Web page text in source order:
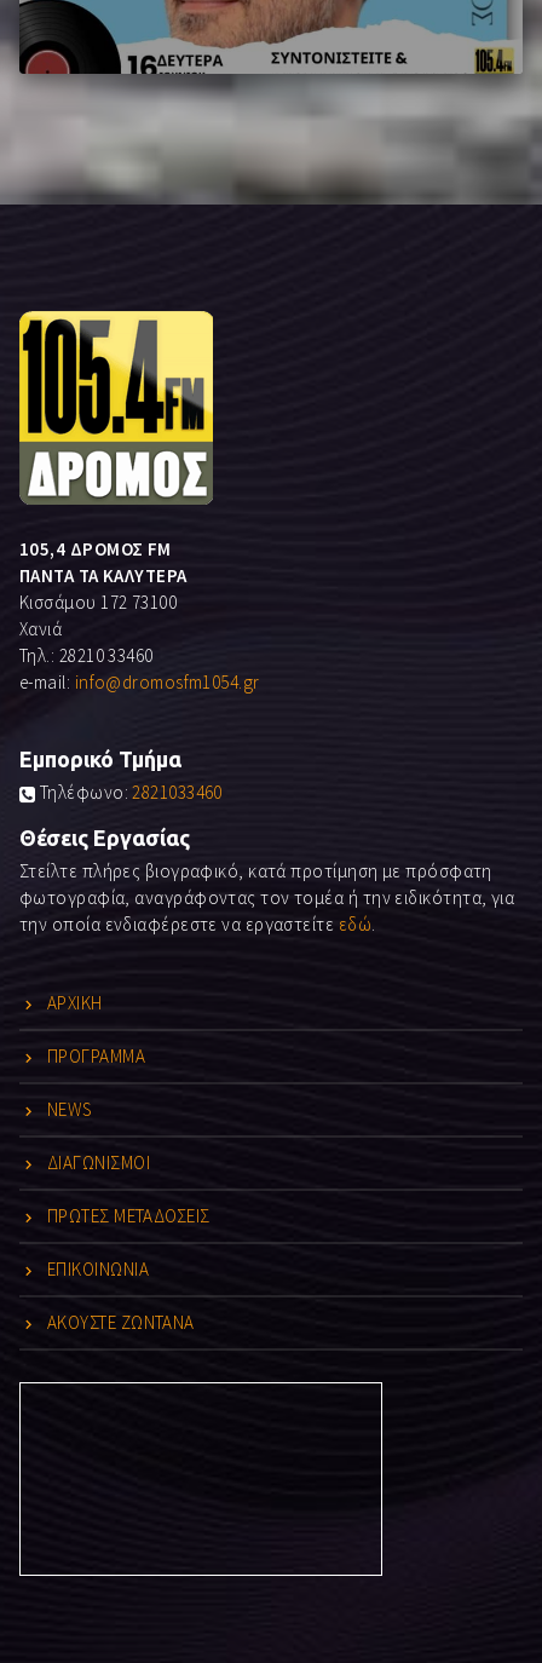
105,4 ΔΡΟΜΟΣ FM
ΠΑΝΤΑ ΤΑ ΚΑΛΥΤΕΡΑ
Κισσάμου 172 73100
Χανιά
Τηλ.: 28210 33460
e-mail: info@dromosfm1054.gr
Εμπορικό Τμήμα
Τηλέφωνο:2821033460
Θέσεις Εργασίας
Στείλτε πλήρες βιογραφικό, κατά προτίμηση με πρόσφατη
φωτογραφία, αναγράφοντας τον τομέα ή την ειδικότητα, για
την οποία ενδιαφέρεστε να εργαστείτε εδώ.
ΑΡΧΙΚΗ
ΠΡΟΓΡΑΜΜΑ
NEWS
ΔΙΑΓΩΝΙΣΜΟΙ
ΠΡΩΤΕΣ ΜΕΤΑΔΟΣΕΙΣ
ΕΠΙΚΟΙΝΩΝΙΑ
ΑΚΟΥΣΤΕ ΖΩΝΤΑΝΑ